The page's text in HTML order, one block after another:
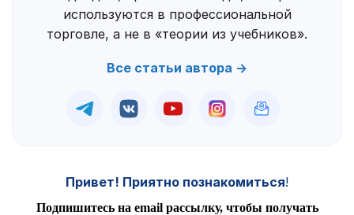
используются в профессиональной
торговле, а не в «теории из учебников».
Все статьи автора →
Привет! Приятно познакомиться!
Подпишитесь на email рассылку, чтобы получать